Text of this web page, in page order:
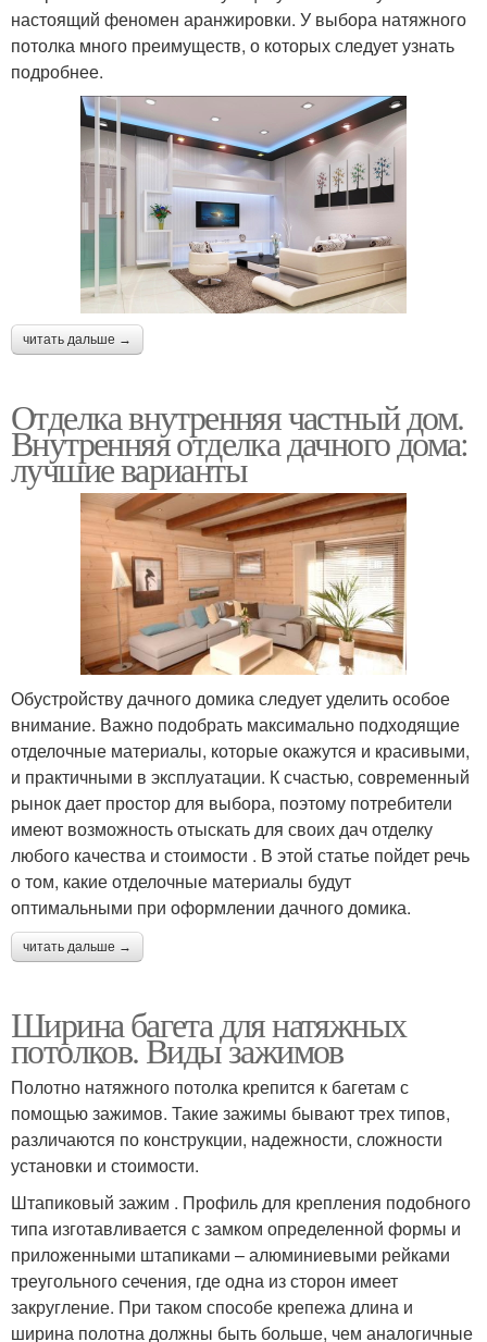
настоящий феномен аранжировки. У выбора натяжного
потолка много преимуществ, о которых следует узнать
подробнее.
читать дальше →
Отделка внутренняя частный дом.
Внутренняя отделка дачного дома:
лучшие варианты
Обустройству дачного домика следует уделить особое
внимание. Важно подобрать максимально подходящие
отделочные материалы, которые окажутся и красивыми,
и практичными в эксплуатации. К счастью, современный
рынок дает простор для выбора, поэтому потребители
имеют возможность отыскать для своих дач отделку
любого качества и стоимости . В этой статье пойдет речь
о том, какие отделочные материалы будут
оптимальными при оформлении дачного домика.
читать дальше →
Ширина багета для натяжных
потолков. Виды зажимов
Полотно натяжного потолка крепится к багетам с
помощью зажимов. Такие зажимы бывают трех типов,
различаются по конструкции, надежности, сложности
установки и стоимости.
Штапиковый зажим . Профиль для крепления подобного
типа изготавливается с замком определенной формы и
приложенными штапиками – алюминиевыми рейками
треугольного сечения, где одна из сторон имеет
закругление. При таком способе крепежа длина и
ширина полотна должны быть больше, чем аналогичные